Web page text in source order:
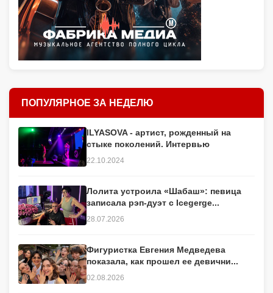
ПОПУЛЯРНОЕ ЗА НЕДЕЛЮ
ILYASOVA - артист, рожденный на
стыке поколений. Интервью
22.10.2024
Лолита устроила «Шабаш»: певица
записала рэп-дуэт с Icegerge...
28.07.2026
Фигуристка Евгения Медведева
показала, как прошел ее девични...
02.08.2026